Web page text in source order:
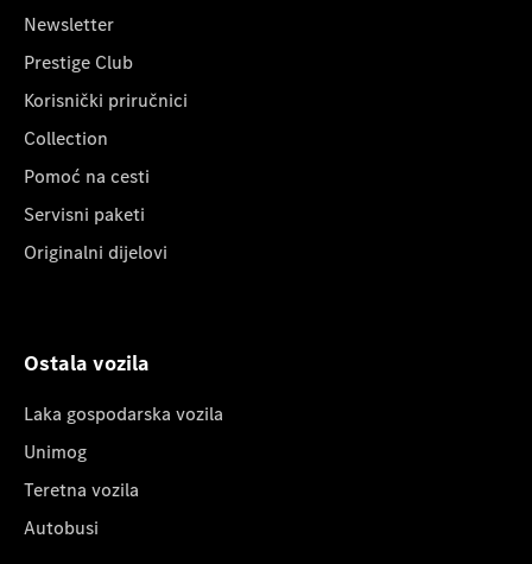
Newsletter
Prestige Club
Korisnički priručnici
Collection
Pomoć na cesti
Servisni paketi
Originalni dijelovi
Ostala vozila
Laka gospodarska vozila
Unimog
Teretna vozila
Autobusi